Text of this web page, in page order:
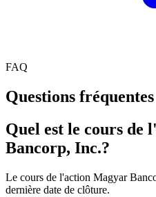
FAQ
Questions fréquentes
Quel est le cours de
Bancorp, Inc.?
Le cours de l'action Magyar
dernière date de clôture.